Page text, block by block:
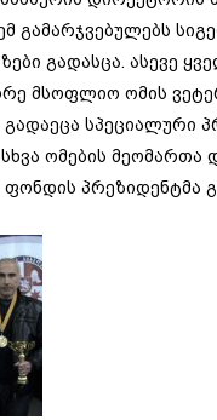
გამარჯვებულებს
გადასცა. ასევე
მსოფლიო ომის
სპეციალური
ომების მეომართა
პრეზიდენტმა